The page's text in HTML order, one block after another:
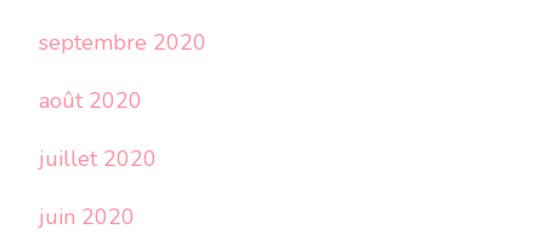
septembre 2020
août 2020
juillet 2020
juin 2020